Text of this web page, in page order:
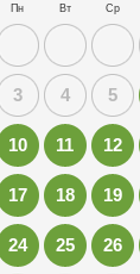
Пн Вт Ср
3 4 5
10 11 12
17 18 19
24 25 26